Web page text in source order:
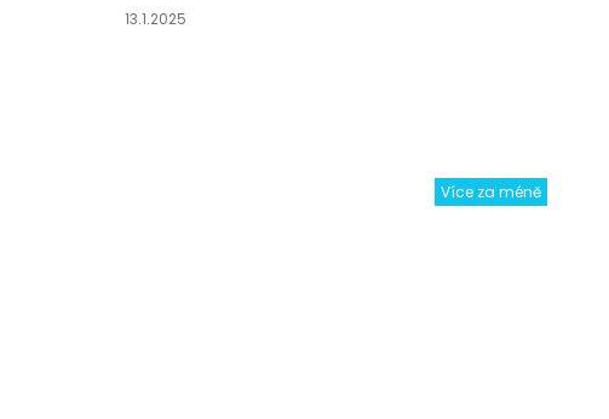
13.1.2025
Více za méně